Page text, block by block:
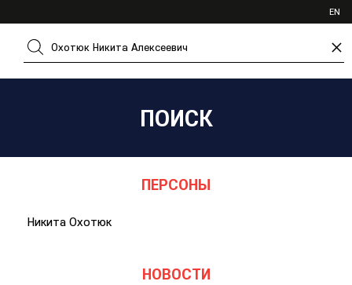
×
EN
ВКС
ПОИСК
ПЕРСОНЫ
Никита Охотюк
НОВОСТИ